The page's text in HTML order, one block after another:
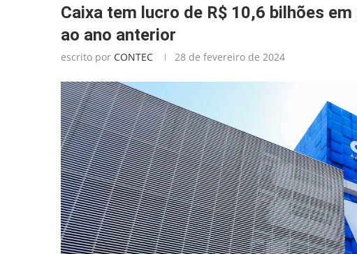
Caixa tem lucro de R$ 10,6 bilhões
ao ano anterior
escrito por CONTEC 28 de fevereiro de 2024